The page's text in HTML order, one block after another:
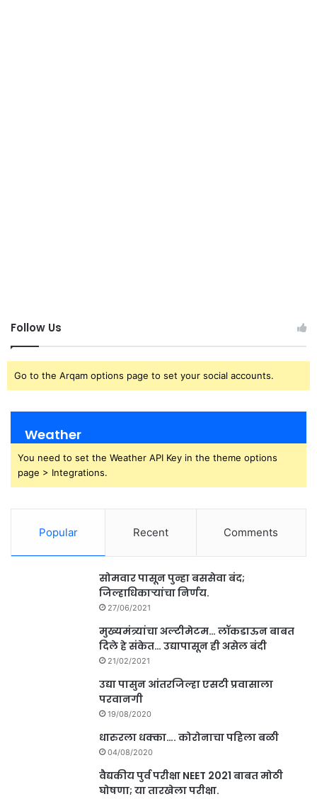
Follow Us
Go to the Arqam options page to set your social accounts.
Weather
You need to set the Weather API Key in the theme options
page > Integrations.
Popular Recent Comments
सोमवार पासून पुन्हा बससेवा बंद;
जिल्हाधिकाऱ्यांचा निर्णय.
27/06/2021
मुख्यमंत्र्यांचा अल्टीमेटम… लॉकडाऊन बाबत
दिले हे संकेत… उद्यापासून ही असेल बंदी
21/02/2021
उद्या पासुन आंतरजिल्हा एसटी प्रवासाला
परवानगी
19/08/2020
धारुरला धक्का…. कोरोनाचा पहिला बळी
04/08/2020
वैद्यकीय पुर्व परीक्षा NEET 2021 बाबत मोठी
घोषणा; या तारखेला परीक्षा.